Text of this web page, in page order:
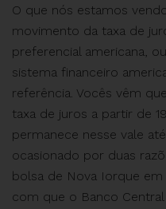
O que nós estamos
movimento da taxa de
preferencial americana,
sistema financeiro
referência. Vocês vêm
taxa de juros a partir de
permanece nesse vale
ocasionado por duas
bolsa de Nova Iorque
com que o Banco